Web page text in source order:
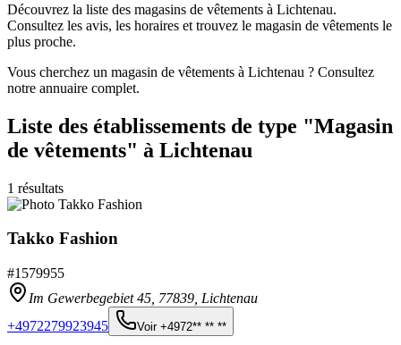
Découvrez la liste des magasins de vêtements à Lichtenau.
Consultez les avis, les horaires et trouvez le magasin de vêtements le
plus proche.
Vous cherchez un magasin de vêtements à Lichtenau ? Consultez
notre annuaire complet.
Liste des établissements de type "Magasin
de vêtements" à Lichtenau
1 résultats
Takko Fashion
#1579955
Im Gewerbegebiet 45, 77839 Lichtenau
+4972279923945
Voir +4972** ** **